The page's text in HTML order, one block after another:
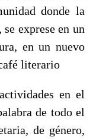
donde la
exprese en un
en un nuevo
literario
en el
de todo el
de género,